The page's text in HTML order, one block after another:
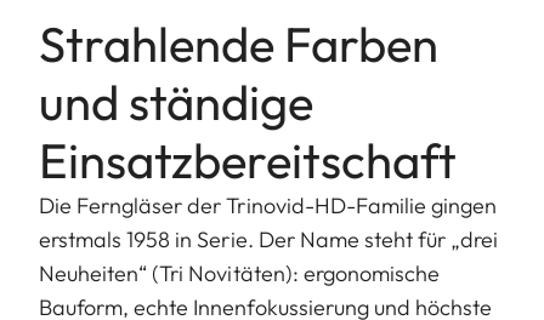
Strahlende Farben
und ständige
Einsatzbereitschaft
Die Ferngläser der Trinovid-HD-Familie gingen
erstmals 1958 in Serie. Der Name steht für „drei
Neuheiten“ (Tri Novitäten): ergonomische
Bauform, echte Innenfokussierung und höchste